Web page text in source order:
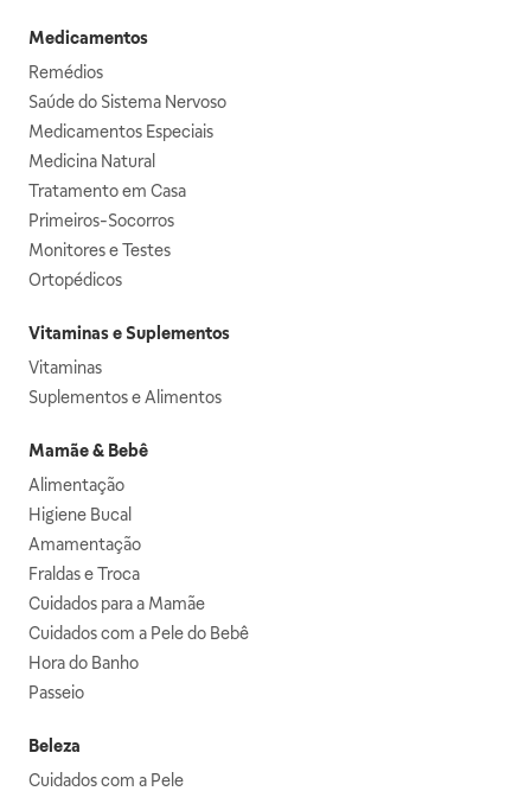
Medicamentos
Remédios
Saúde do Sistema Nervoso
Medicamentos Especiais
Medicina Natural
Tratamento em Casa
Primeiros-Socorros
Monitores e Testes
Ortopédicos
Vitaminas e Suplementos
Vitaminas
Suplementos e Alimentos
Mamãe & Bebê
Alimentação
Higiene Bucal
Amamentação
Fraldas e Troca
Cuidados para a Mamãe
Cuidados com a Pele do Bebê
Hora do Banho
Passeio
Beleza
Cuidados com a Pele